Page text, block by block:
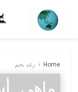
Home رغد نجم
ماهي